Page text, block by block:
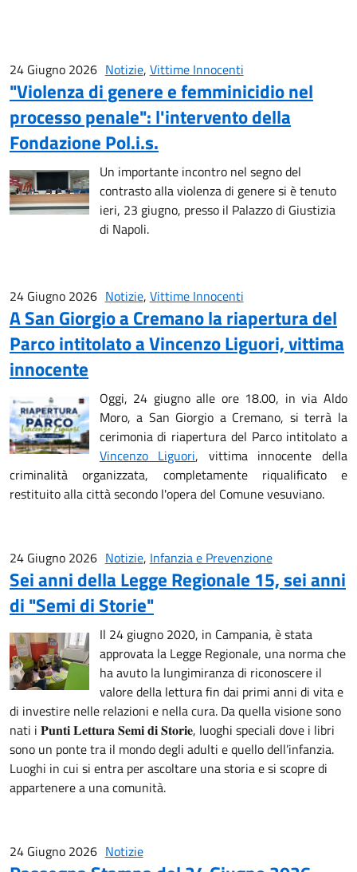
24 Giugno 2026 Notizie, Vittime Innocenti
"Violenza di genere e femminicidio nel
processo penale": l'intervento della
Fondazione Pol.i.s.
Un importante incontro nel segno del
contrasto alla violenza di genere si è tenuto
ieri, 23 giugno, presso il Palazzo di Giustizia
di Napoli.
24 Giugno 2026 Notizie, Vittime Innocenti
A San Giorgio a Cremano la riapertura del
Parco intitolato a Vincenzo Liguori, vittima
innocente
Oggi, 24 giugno alle ore 18.00, in via Aldo
Moro, a San Giorgio a Cremano, si terrà la
cerimonia di riapertura del Parco intitolato a
Vincenzo Liguori, vittima innocente della
criminalità organizzata, completamente riqualificato e
restituito alla città secondo l'opera del Comune vesuviano.
24 Giugno 2026 Notizie, Infanzia e Prevenzione
Sei anni della Legge Regionale 15, sei anni
di "Semi di Storie"
Il 24 giugno 2020, in Campania, è stata
approvata la Legge Regionale, una norma che
ha avuto la lungimiranza di riconoscere il
valore della lettura fin dai primi anni di vita e
di investire nelle relazioni e nella cura. Da quella visione sono
nati i 𝐏𝐮𝐧𝐭𝐢 𝐋𝐞𝐭𝐭𝐮𝐫𝐚 𝐒𝐞𝐦𝐢 𝐝𝐢 𝐒𝐭𝐨𝐫𝐢𝐞, luoghi speciali dove i libri
sono un ponte tra il mondo degli adulti e quello dell’infanzia.
Luoghi in cui si entra per ascoltare una storia e si scopre di
appartenere a una comunità.
24 Giugno 2026 Notizie